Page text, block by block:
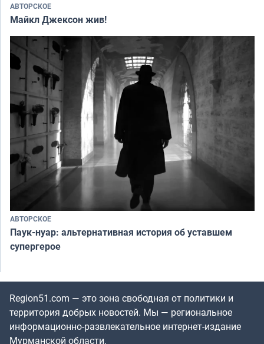
АВТОРСКОЕ
Майкл Джексон жив!
АВТОРСКОЕ
Паук-нуар: альтернативная история об уставшем
супергерое
Region51.com — это зона свободная от политики и
территория добрых новостей. Мы — региональное
информационно-развлекательное интернет-издание
Мурманской области.